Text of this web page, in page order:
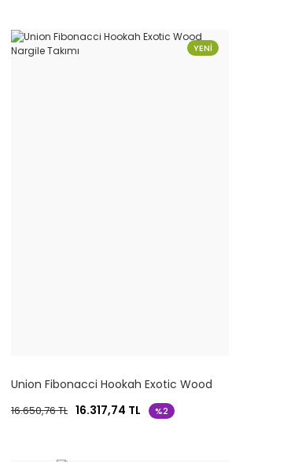
YENİ
Union Fibonacci Hookah Exotic Wood
16.650,76 TL 16.317,74 TL %2